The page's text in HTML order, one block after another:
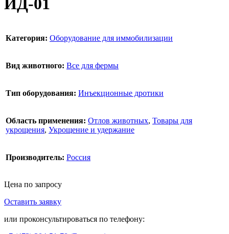
Категория: Оборудование для иммобилизации
Вид животного: Все для фермы
Тип оборудования: Инъекционные дротики
Область применения: Отлов животных, Товары для
укрощения, Укрощение и удержание
Производитель: Россия
Цена по запросу
Оставить заявку
или проконсультироваться по телефону: